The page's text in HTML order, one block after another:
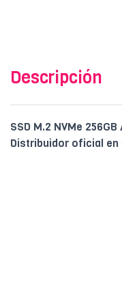
Descripción
SSD M.2 NVMe
Distribuidor oficial en